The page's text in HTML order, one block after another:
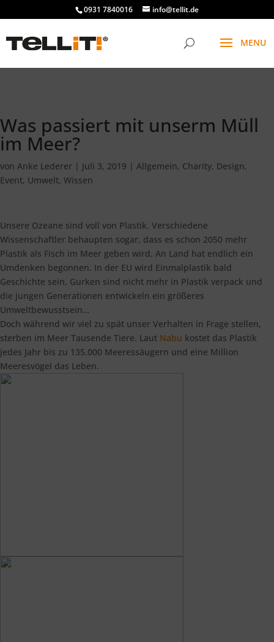
################# SINGLE
0931 7840016 info@tellit.de
Was passiert mit unserm Müll
im Meer?
von Anke Lederer | Juli 3, 2019 | Allgemein, Charity, Design,
Event, Umwelt, Wissen
Unsere Ozeane sind voll von Plastik. Verschiedene
Wissenschaftler behaupten sogar, dass es schon 2050 mehr
Plastik als Fisch im Meer geben wird. An Land hat endlich ein
Umdenken begonnen. In der EU wird Einmalplastik bald
Geschichte sein, Gurken sind nicht mehr in Plastik verpack und
die jungen Generationen entwickeln ein größeres
Umweltbewusstsein…
Doch während wir viel zu spät unser Verhalten in Frage stellen,
sterben im Meer Tausende Tiere. Laut Nabu kostet das Plastik
jedes Jahr bis zu 135.000 Meeressäugern und eine Million
Meeresvögel das Leben.